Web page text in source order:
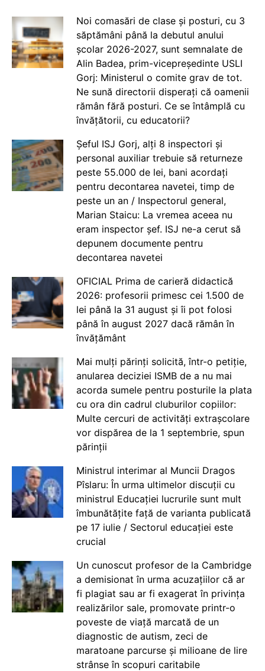
Noi comasări de clase și posturi, cu 3
săptămâni până la debutul anului
școlar 2026-2027, sunt semnalate de
Alin Badea, prim-vicepreședinte USLI
Gorj: Ministerul o comite grav de tot.
Ne sună directorii disperați că oamenii
rămân fără posturi. Ce se întâmplă cu
învățătorii, cu educatorii?
Șeful ISJ Gorj, alți 8 inspectori și
personal auxiliar trebuie să returneze
peste 55.000 de lei, bani acordați
pentru decontarea navetei, timp de
peste un an / Inspectorul general,
Marian Staicu: La vremea aceea nu
eram inspector șef. ISJ ne-a cerut să
depunem documente pentru
decontarea navetei
OFICIAL Prima de carieră didactică
2026: profesorii primesc cei 1.500 de
lei până la 31 august și îi pot folosi
până în august 2027 dacă rămân în
învățământ
Mai mulți părinți solicită, într-o petiție,
anularea deciziei ISMB de a nu mai
acorda sumele pentru posturile la plata
cu ora din cadrul cluburilor copiilor:
Multe cercuri de activități extrașcolare
vor dispărea de la 1 septembrie, spun
părinții
Ministrul interimar al Muncii Dragos
Pîslaru: În urma ultimelor discuții cu
ministrul Educației lucrurile sunt mult
îmbunătățite față de varianta publicată
pe 17 iulie / Sectorul educației este
crucial
Un cunoscut profesor de la Cambridge
a demisionat în urma acuzațiilor că ar
fi plagiat sau ar fi exagerat în privința
realizărilor sale, promovate printr-o
poveste de viață marcată de un
diagnostic de autism, zeci de
maratoane parcurse și milioane de lire
strânse în scopuri caritabile